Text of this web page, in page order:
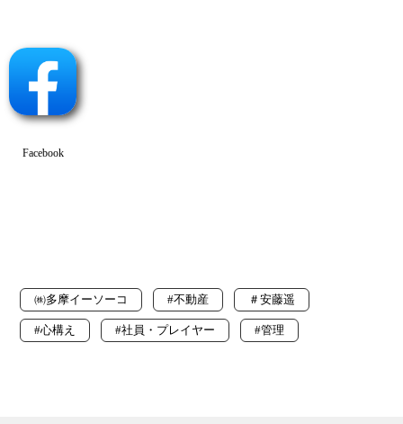
Facebook
㈱多摩イーソーコ #不動産 ＃安藤遥
#心構え #社員・プレイヤー #管理